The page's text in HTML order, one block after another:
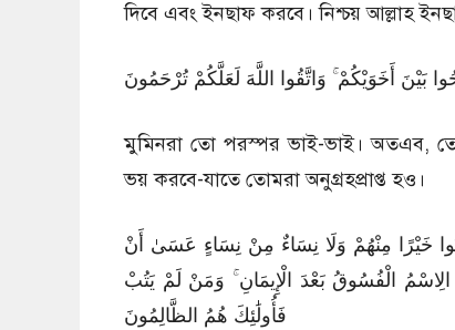
দিবে এবং ইনছাফ করবে। নিশ্চয় আল্লাহ
بَيْنَ أَخَوَيْكُمْ ۚ وَاتَّقُوا اللَّهَ لَعَلَّكُمْ تُرْحَمُونَ
মুমিনরা তো পরস্পর ভাই-ভাই। অতএব,
ভয় করবে-যাতে তোমরা অনুগ্রহপ্রাপ্ত হও।
خَيْرًا مِنْهُمْ وَلَا نِسَاءٌ مِنْ نِسَاءٍ عَسَىٰ أَنْ
الِاسْمُ الْفُسُوقُ بَعْدَ الْإِيمَانِ ۚ وَمَنْ لَمْ يَتُبْ
فَأُولَٰئِكَ هُمُ الظَّالِمُونَ